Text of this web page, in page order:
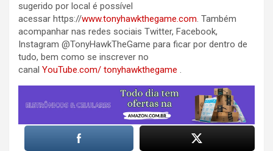
sugerido por local é possível
acessar https://www.tonyhawkthegame.com. Também
acompanhar nas redes sociais Twitter, Facebook,
Instagram @TonyHawkTheGame para ficar por dentro de
tudo, bem como se inscrever no
canal YouTube.com/ tonyhawkthegame .